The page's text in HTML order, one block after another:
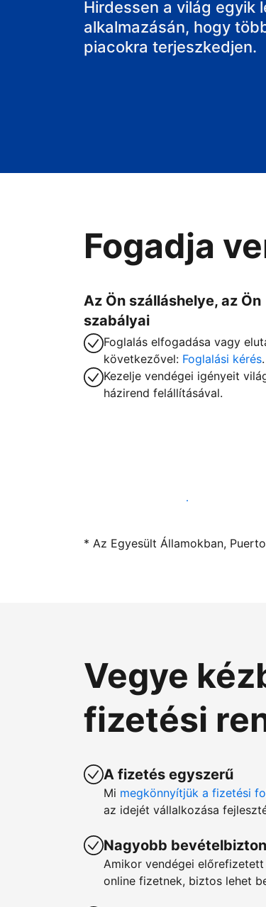
Hirdessen a világ
alkalmazásán, hogy
piacokra terjeszkedjen.
Fogadja
Az Ön szálláshelye, az Ön
szabályai
Foglalás elfogadása vagy
következővel: Foglalási kérés.
Kezelje vendégei igényeit
házirend felállításával.
Kínáljon szállást a
* Az Egyesült Államokban,
Vegye
fizetési
A fizetés egyszerű
Mi megkönnyítjük a fizetési
az idejét vállalkozása
Nagyobb
Amikor vendégei
online fizetnek, biztos lehet